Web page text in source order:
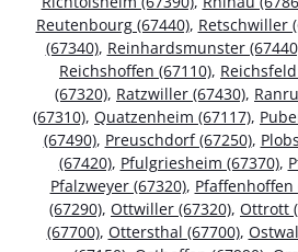
Reutenbourg (67440), Retschwiller
(67340), Reinhardsmunster
Reichshoffen (67110),
(67320), Ratzwiller (67430),
(67310), Quatzenheim (67117),
(67490), Preuschdorf (67250),
(67420), Pfulgriesheim (67370),
Pfalzweyer (67320), Pfaffenhoffen
(67290), Ottwiller (67320), Ottrott
(67700), Ottersthal (67700),